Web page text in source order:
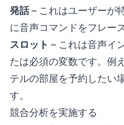
発話– これはユーザーが
に音声コマンドをフレー
スロット – これは音声イ
たは必須の変数です。例
テルの部屋を予約したい
す。
競合分析を実施する